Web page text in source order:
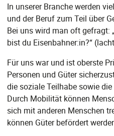
In unserer Branche werden
und der Beruf zum Teil über
Bei uns wird man oft gefragt:
bist du Eisenbahner:in?“
Für uns war und ist oberste
Personen und Güter
die soziale Teilhabe sowie
Durch Mobilität können
sich mit anderen Menschen
können Güter befördert